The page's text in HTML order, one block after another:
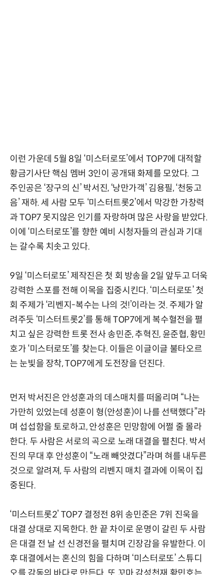
이런 가운데 5월 8일 ‘미스터로또’에서 TOP7에 대적할
황금기사단 핵심 멤버 3인이 공개돼 화제를 모았다. 그
주인공은 ‘장구의 신’ 박서진, ‘낭만가객’ 김용필, ‘천둥고
음’ 재하. 세 사람 모두 ‘미스터트롯2’에서 막강한 가창력
과 TOP7 못지않은 인기를 자랑하며 많은 사랑을 받았다.
이에 ‘미스터로또’를 향한 예비 시청자들의 관심과 기대
는 갈수록 치솟고 있다.
9일 ‘미스터로또’ 제작진은 첫 회 방송을 2일 앞두고 더욱
강력한 스포를 전해 이목을 집중시킨다. ‘미스터로또’ 첫
회 주제가 ‘리벤지-복수는 나의 것!’이라는 것. 주제가 알
려주듯 ‘미스터트롯2’를 통해 TOP7에게 복수혈전을 펼
치고 싶은 강력한 트롯 전사 송민준, 추혁진, 윤준협, 황민
호가 ‘미스터로또’를 찾는다. 이들은 이글이글 불타오르
는 눈빛을 장착, TOP7에게 도전장을 던진다.
먼저 박서진은 안성훈과의 데스매치를 떠올리며 “나는
가만히 있었는데 성훈이 형(안성훈)이 나를 선택했다”라
며 섭섭함을 토로하고, 안성훈은 민망함에 어쩔 줄 몰라
한다. 두 사람은 서로의 곡으로 노래 대결을 펼친다. 박서
진의 무대 후 안성훈이 “노래 빼앗겼다”라며 혀를 내두른
것으로 알려져, 두 사람의 리벤지 매치 결과에 이목이 집
중된다.
‘미스터트롯2’ TOP7 결정전 8위 송민준은 7위 진욱을
대결 상대로 지목한다. 한 끝 차이로 운명이 갈린 두 사람
은 대결 전 날 선 신경전을 펼치며 긴장감을 유발한다. 이
후 대결에서는 혼신의 힘을 다하며 ‘미스터로또’ 스튜디